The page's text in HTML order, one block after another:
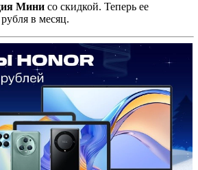
Мини со скидкой. Теперь ее
в месяц.